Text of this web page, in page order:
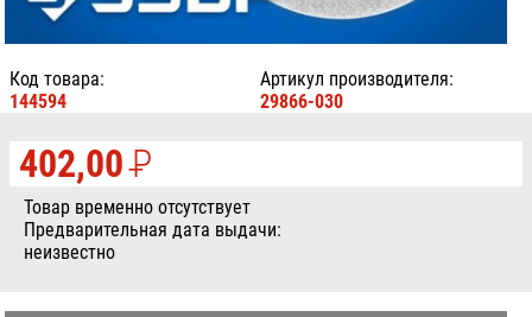
Код товара:
144594
Артикул производителя:
29866-030
402,00P
УБ.
Товар временно отсутствует
Предварительная дата выдачи:
неизвестно